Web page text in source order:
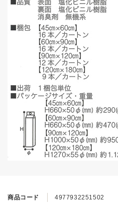
商品コード 4977932251502